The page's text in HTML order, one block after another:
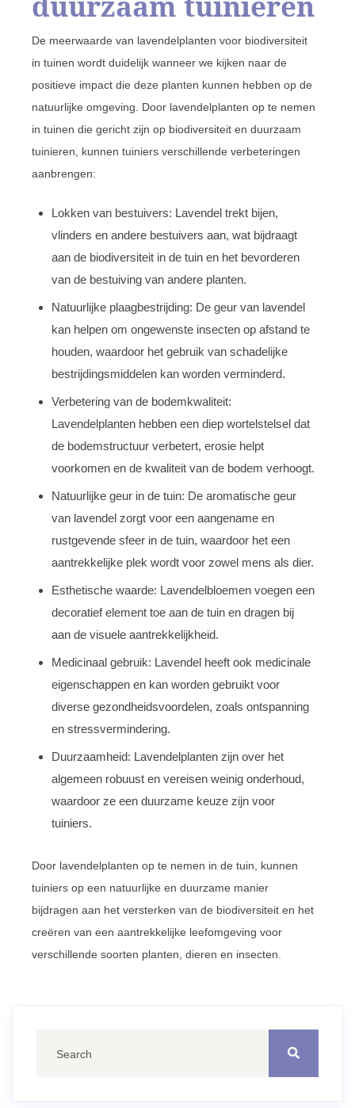
De meerwaarde van lavendelplanten voor biodiversiteit
in tuinen wordt duidelijk wanneer we kijken naar de
positieve impact die deze planten kunnen hebben op de
natuurlijke omgeving. Door lavendelplanten op te nemen
in tuinen die gericht zijn op biodiversiteit en duurzaam
tuinieren, kunnen tuiniers verschillende verbeteringen
aanbrengen:
Lokken van bestuivers: Lavendel trekt bijen,
vlinders en andere bestuivers aan, wat bijdraagt
aan de biodiversiteit in de tuin en het bevorderen
van de bestuiving van andere planten.
Natuurlijke plaagbestrijding: De geur van lavendel
kan helpen om ongewenste insecten op afstand te
houden, waardoor het gebruik van schadelijke
bestrijdingsmiddelen kan worden verminderd.
Verbetering van de bodemkwaliteit:
Lavendelplanten hebben een diep wortelstelsel dat
de bodemstructuur verbetert, erosie helpt
voorkomen en de kwaliteit van de bodem verhoogt.
Natuurlijke geur in de tuin: De aromatische geur
van lavendel zorgt voor een aangename en
rustgevende sfeer in de tuin, waardoor het een
aantrekkelijke plek wordt voor zowel mens als dier.
Esthetische waarde: Lavendelbloemen voegen een
decoratief element toe aan de tuin en dragen bij
aan de visuele aantrekkelijkheid.
Medicinaal gebruik: Lavendel heeft ook medicinale
eigenschappen en kan worden gebruikt voor
diverse gezondheidsvoordelen, zoals ontspanning
en stressvermindering.
Duurzaamheid: Lavendelplanten zijn over het
algemeen robuust en vereisen weinig onderhoud,
waardoor ze een duurzame keuze zijn voor
tuiniers.
Door lavendelplanten op te nemen in de tuin, kunnen
tuiniers op een natuurlijke en duurzame manier
bijdragen aan het versterken van de biodiversiteit en het
creëren van een aantrekkelijke leefomgeving voor
verschillende soorten planten, dieren en insecten.